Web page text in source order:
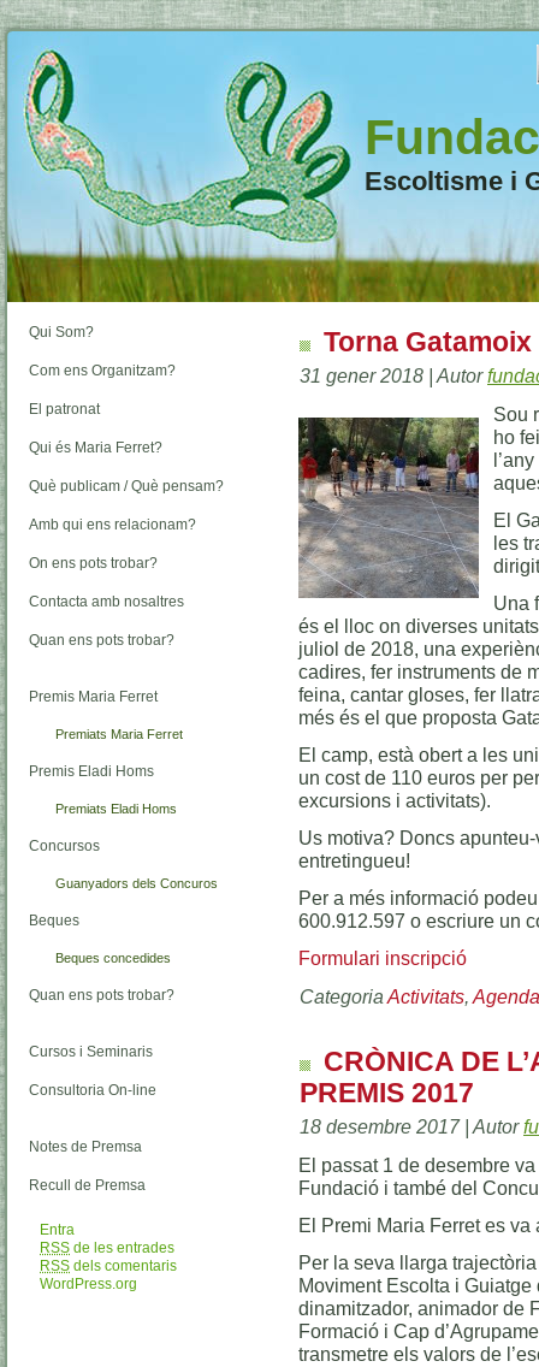
Escoltisme i
Qui Som?
Com ens Organitzam?
El patronat
Qui és Maria Ferret?
Què publicam / Què pensam?
Amb qui ens relacionam?
On ens pots trobar?
Contacta amb nosaltres
Quan ens pots trobar?
Premis Maria Ferret
Premiats Maria Ferret
Premis Eladi Homs
Premiats Eladi Homs
Concursos
Guanyadors dels Concuros
Beques
Beques concedides
Quan ens pots trobar?
Cursos i Seminaris
Consultoria On-line
Notes de Premsa
Recull de Premsa
Entra
RSS de les entrades
RSS dels comentaris
WordPress.org
Torna
31 gener 2018 | Autor
Sou
ho
El
les
Una
és el lloc on diverses
juliol de 2018, una
cadires, fer instruments de
feina, cantar gloses, fer
més és el que proposta
El camp, està obert a les
un cost de 110 euros per
excursions i activitats).
Us motiva? Doncs
entretingueu!
Per a més informació
600.912.597 o escriure un
Formulari inscripció
Categoria Activitats, Agenda
CRÒNICA DE
PREMIS 2017
18 desembre 2017 | Autor
El passat 1 de desembre
Fundació i també del
El Premi Maria Ferret es
Per la seva llarga
Moviment Escolta i
dinamitzador, animador de
Formació i Cap
transmetre els valors de